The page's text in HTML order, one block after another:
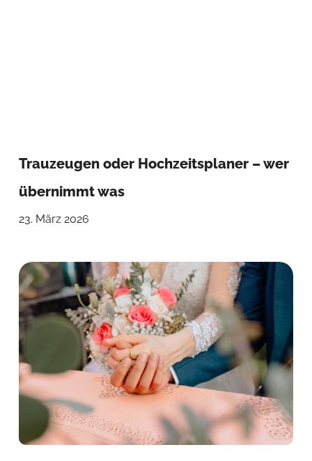
Trauzeugen oder Hochzeitsplaner – wer
übernimmt was
23. März 2026